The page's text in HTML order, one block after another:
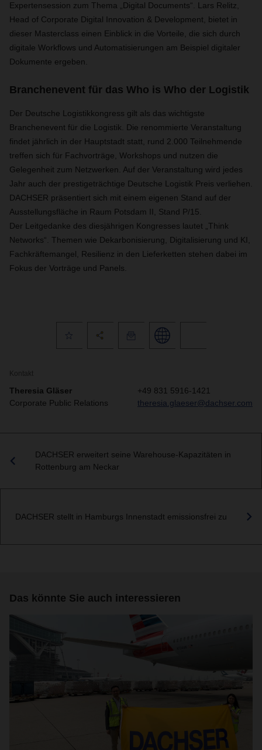
Expertensession zum Thema „Digital Documents“. Lars Relitz,
Head of Corporate Digital Innovation & Development, bietet in
dieser Masterclass einen Einblick in die Vorteile, die sich durch
digitale Workflows und Automatisierungen am Beispiel digitaler
Dokumente ergeben.
Branchenevent für das Who is Who der Logistik
Der Deutsche Logistikkongress gilt als das wichtigste
Branchenevent für die Logistik. Die renommierte Veranstaltung
findet jährlich in der Hauptstadt statt, rund 2.000 Teilnehmende
treffen sich für Fachvorträge, Workshops und nutzen die
Gelegenheit zum Netzwerken. Auf der Veranstaltung wird jedes
Jahr auch der prestigeträchtige Deutsche Logistik Preis verliehen.
DACHSER präsentiert sich mit einem eigenen Stand auf der
Ausstellungsfläche in Raum Potsdam II, Stand P/15.
Der Leitgedanke des diesjährigen Kongresses lautet „Think
Networks“. Themen wie Dekarbonisierung, Digitalisierung und KI,
Fachkräftemangel, Resilienz in den Lieferketten stehen dabei im
Fokus der Vorträge und Panels.
Kontakt
Theresia Gläser
Corporate Public Relations
+49 831 5916-1421
theresia.glaeser@dachser.com
DACHSER erweitert seine Warehouse-Kapazitäten in
Rottenburg am Neckar
DACHSER stellt in Hamburgs Innenstadt emissionsfrei zu
Das könnte Sie auch interessieren